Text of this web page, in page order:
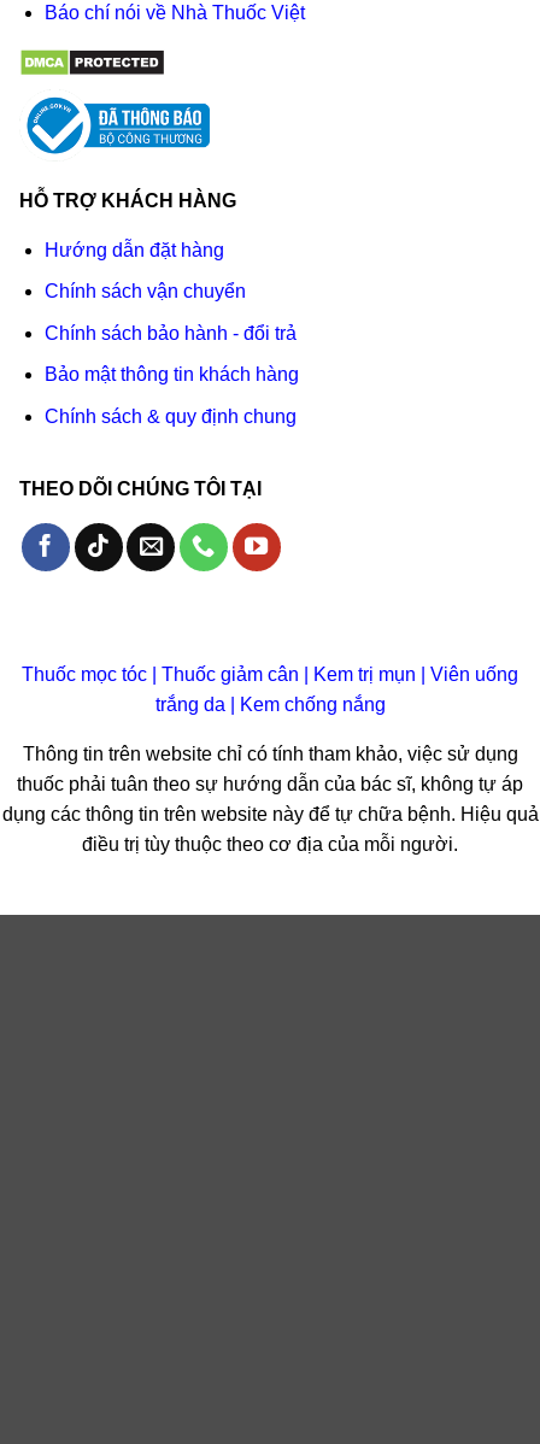
Báo chí nói về Nhà Thuốc Việt
HỖ TRỢ KHÁCH HÀNG
Hướng dẫn đặt hàng
Chính sách vận chuyển
Chính sách bảo hành - đổi trả
Bảo mật thông tin khách hàng
Chính sách & quy định chung
THEO DÕI CHÚNG TÔI TẠI
Thuốc mọc tóc Thuốc giảm cân Kem trị mụn
Viên uống
trắng da
Kem chống nắng
Thông tin trên website chỉ có tính tham khảo, việc sử dụng
thuốc phải tuân theo sự hướng dẫn của bác sĩ, không tự áp
dụng các thông tin trên website này để tự chữa bệnh. Hiệu quả
điều trị tùy thuộc theo cơ địa của mỗi người.